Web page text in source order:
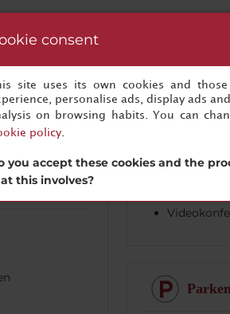
consent
site uses its own cookies and
personalise ads, display ads
on browsing habits. You can
policy.
you accept these cookies and the
this involves?